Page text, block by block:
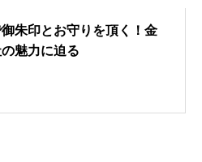
朱印とお守りを頂く！金
魅力に迫る